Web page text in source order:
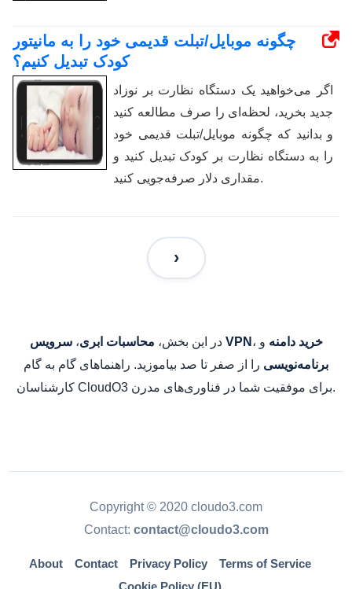
چگونه موبایل/تبلت قدیمی خود را به مانیتور
کودک تبدیل کنیم؟
اگر می‌خواهید یک دستگاه نظارت بر نوزاد
جدید بخرید، لحظه‌ای را صرف مطالعه کنید
و بدانید که چگونه موبایل/تبلت قدیمی خود
را به دستگاه نظارت بر کودک تبدیل کنید و
مقداری دلار صرفه‌جویی کنید.
در این بخش، محاسبات ابری، سرویس VPN ، خرید دامنه و
برنامه‌نویسی را از صفر تا صد بیاموزید. راهنماهای گام به گام
کارشناسان CloudO3 برای موفقیت شما در فناوری‌های مدرن.
Copyright © 2020 cloudo3.com
Contact: contact@cloudo3.com
About Contact Privacy Policy
Terms of Service